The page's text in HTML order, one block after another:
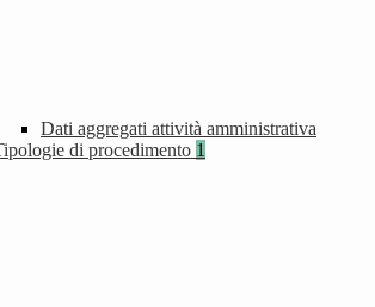
Dati aggregati attività amministrativa
di procedimento 1